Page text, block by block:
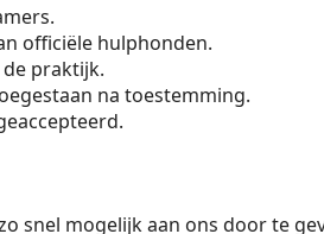
officiële hulphonden.
praktijk.
na toestemming.
snel mogelijk aan ons door te